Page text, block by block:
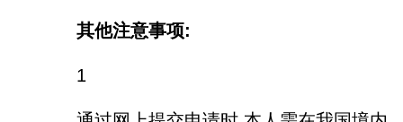
其他注意事项:
1